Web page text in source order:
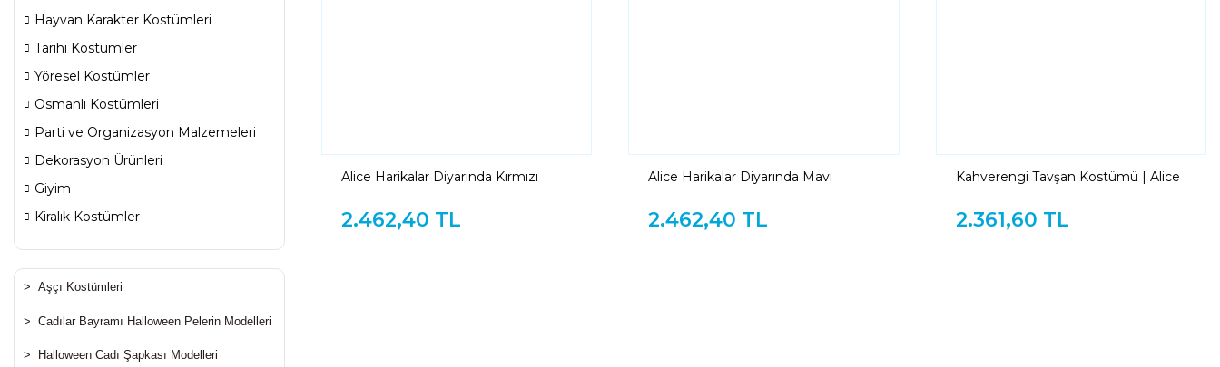
Hayvan Karakter Kostümleri
Tarihi Kostümler
Yöresel Kostümler
Osmanlı Kostümleri
Parti ve Organizasyon Malzemeleri
Dekorasyon Ürünleri
Giyim
Kiralık Kostümler
> Aşçı Kostümleri
> Cadılar Bayramı Halloween Pelerin Modelleri
> Halloween Cadı Şapkası Modelleri
Alice Harikalar Diyarında Kırmızı
2.462,40 TL
Alice Harikalar Diyarında Mavi
2.462,40 TL
Kahverengi Tavşan Kostümü | Alice
2.361,60 TL